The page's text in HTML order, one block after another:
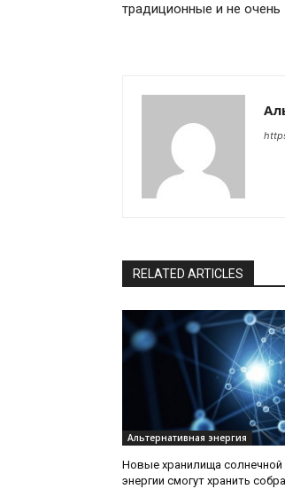
традиционные и не очень
RELATED ARTICLES
Альтернативная энергия
Новые хранилища солнечной
энергии смогут хранить